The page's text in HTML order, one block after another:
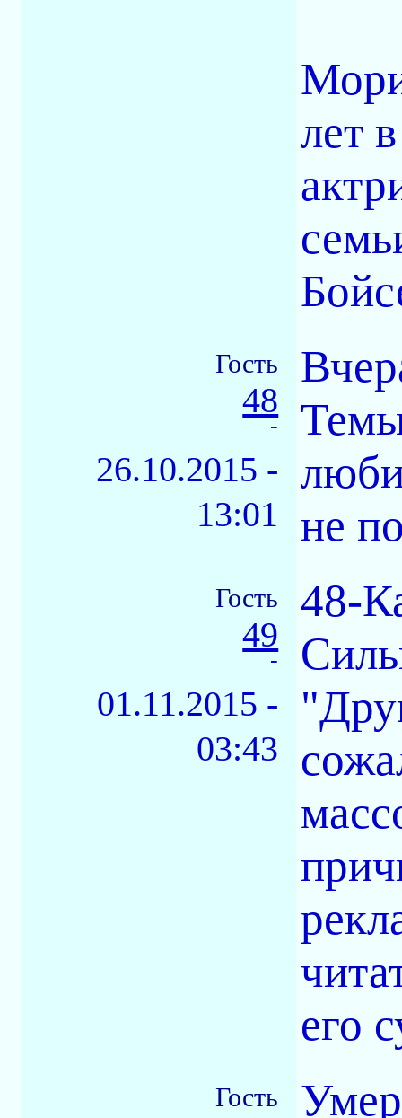
лет
Гость
48
-
26.10.2015 -
13:01
не
Гость
49
-
01.11.2015 -
03:43
48-
его
Гость